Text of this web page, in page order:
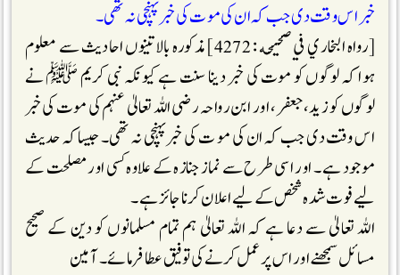
خبر اس وقت دی جب کہ ان کی مو ت کی خبرپہنچی نہ تھی۔
[رواه البخاري في صحيحه : 4272] مذکورہ بالا تینوں احادیث سے معلوم
ہوا کہ لوگوں کو موت کی خبر دینا سنت ہے کیونکہ نبی کریم ﷺ نے
لوگوں کو زید، جعفر، اور ابن رواحہ رضی اللہ تعالیٰ عنہم کی موت کی خبر
اس وقت دی جب کہ ان کی مو ت کی خبرپہنچی نہ تھی۔ جیساکہ حدیث
موجود ہے ۔ اور اسی طرح سے نماز جنازہ کے علاوہ کسی اور مصلحت کے
لیے فوت شدہ شخص کے لیے اعلان کرنا جائز ہے ۔
اللہ تعالیٰ سے دعا ہے کہ اللہ تعالیٰ ہم تمام مسلمانوں کو دین کے صحیح
مسائل سمجھنے اور اس پر عمل کرنے کی توفیق عطا فرمائے ۔ آمین